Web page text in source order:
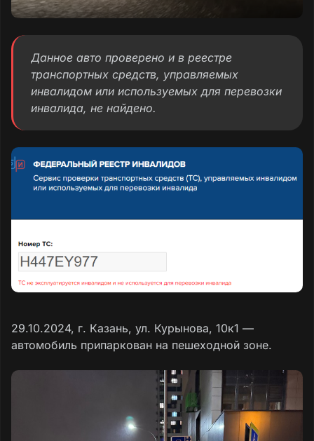
Данное авто проверено и в реестре
транспортных средств, управляемых
инвалидом или используемых для перевозки
инвалида, не найдено.
29.10.2024, г. Казань, ул. Курынова, 10к1 —
автомобиль припаркован на пешеходной зоне.